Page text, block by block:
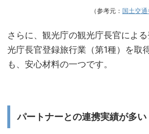
（参考元： 国土交
さらに、観光庁の観光庁長官によ
光庁長官登録旅行業（第1種）を取
も、安心材料の一つです。
パートナーとの連携実績が多い